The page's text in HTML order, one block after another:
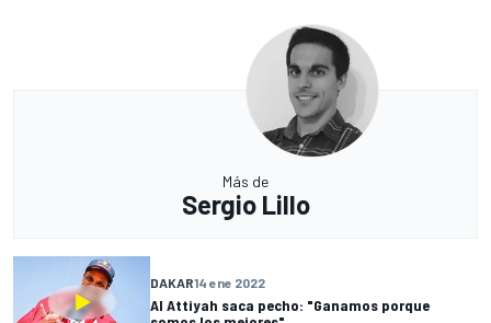
Más de
Sergio Lillo
DAKAR14 ene 2022
Al Attiyah saca pecho: "Ganamos porque